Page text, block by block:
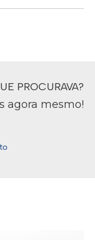
PROCURAVA?
agora mesmo!